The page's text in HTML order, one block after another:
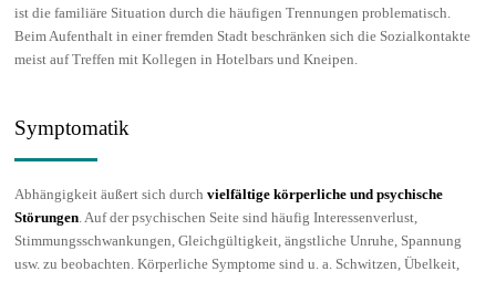
ist die familiäre Situation durch die häufigen Trennungen problematisch.
Beim Aufenthalt in einer fremden Stadt beschränken sich die Sozialkontakte
meist auf Treffen mit Kollegen in Hotelbars und Kneipen.
Symptomatik
Abhängigkeit äußert sich durch vielfältige körperliche und psychische
Störungen. Auf der psychischen Seite sind häufig Interessenverlust,
Stimmungsschwankungen, Gleichgültigkeit, ängstliche Unruhe, Spannung
usw. zu beobachten. Körperliche Symptome sind u. a. Schwitzen, Übelkeit,